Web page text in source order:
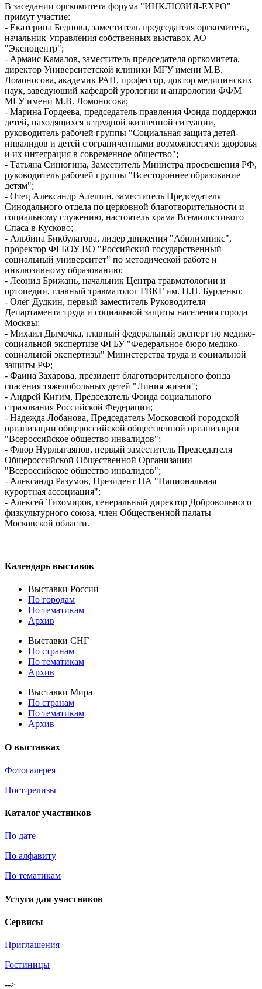
В заседании оргкомитета форума "ИНКЛЮЗИЯ-ЕХРО"
примут участие:
- Екатерина Беднова, заместитель председателя оргкомитета,
начальник Управления собственных выставок АО
"Экспоцентр";
- Армаис Камалов, заместитель председателя оргкомитета,
директор Университетской клиники МГУ имени М.В.
Ломоносова, академик РАН, профессор, доктор медицинских
наук, заведующий кафедрой урологии и андрологии ФФМ
МГУ имени М.В. Ломоносова;
- Марина Гордеева, председатель правления Фонда поддержки
детей, находящихся в трудной жизненной ситуации,
руководитель рабочей группы "Социальная защита детей-
инвалидов и детей с ограниченными возможностями здоровья
и их интеграция в современное общество";
- Татьяна Синюгина, Заместитель Министра просвещения РФ,
руководитель рабочей группы "Всестороннее образование
детям";
- Отец Александр Алешин, заместитель Председателя
Синодального отдела по церковной благотворительности и
социальному служению, настоятель храма Всемилостивого
Спаса в Кусково;
- Альбина Бикбулатова, лидер движения "Абилимпикс",
проректор ФГБОУ ВО "Российский государственный
социальный университет" по методической работе и
инклюзивному образованию;
- Леонид Брижань, начальник Центра травматологии и
ортопедии, главный травматолог ГВКГ им. Н.Н. Бурденко;
- Олег Дудкин, первый заместитель Руководителя
Департамента труда и социальной защиты населения города
Москвы;
- Михаил Дымочка, главный федеральный эксперт по медико-
социальной экспертизе ФГБУ "Федеральное бюро медико-
социальной экспертизы" Министерства труда и социальной
защиты РФ;
- Фаина Захарова, президент благотворительного фонда
спасения тяжелобольных детей "Линия жизни";
- Андрей Кигим, Председатель Фонда социального
страхования Российской Федерации;
- Надежда Лобанова, Председатель Московской городской
организации общероссийской общественной организации
"Всероссийское общество инвалидов";
- Флюр Нурлыгаянов, первый заместитель Председателя
Общероссийской Общественной Организации
"Всероссийское общество инвалидов";
- Александр Разумов, Президент НА "Национальная
курортная ассоциация";
- Алексей Тихомиров, генеральный директор Добровольного
физкультурного союза, член Общественной палаты
Московской области.
Календарь выставок
Выставки России
По городам
По тематикам
Архив
Выставки СНГ
По странам
По тематикам
Архив
Выставки Мира
По странам
По тематикам
Архив
О выставках
Фотогалерея
Пост-релизы
Каталог участников
По дате
По алфавиту
По тематикам
Услуги для участников
Сервисы
Приглашения
Гостиницы
-->